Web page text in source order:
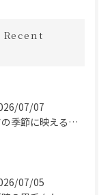
Recent
07/07
七夕の季節に映える眉毛タトゥー技術
07/05